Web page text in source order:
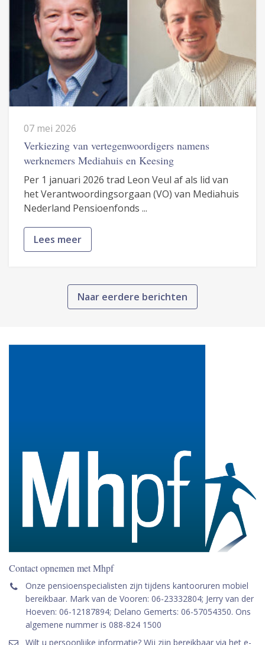
07 mei 2026
Verkiezing van vertegenwoordigers namens
werknemers Mediahuis en Keesing
Per 1 januari 2026 trad Leon Veul af als lid van
het Verantwoordingsorgaan (VO) van Mediahuis
Nederland Pensioenfonds ...
Lees meer
Naar eerdere berichten
Contact opnemen met Mhpf
Onze pensioenspecialisten zijn tijdens kantooruren mobiel
bereikbaar. Mark van de Vooren: 06-23332804; Jerry van der
Hoeven: 06-12187894; Delano Gemerts: 06-57054350. Ons
algemene nummer is 088-824 1500
Wilt u persoonlijke informatie? Wij zijn bereikbaar via het e-